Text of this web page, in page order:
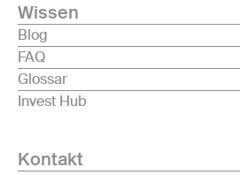
Wissen
Blog
FAQ
Glossar
Invest Hub
Kontakt